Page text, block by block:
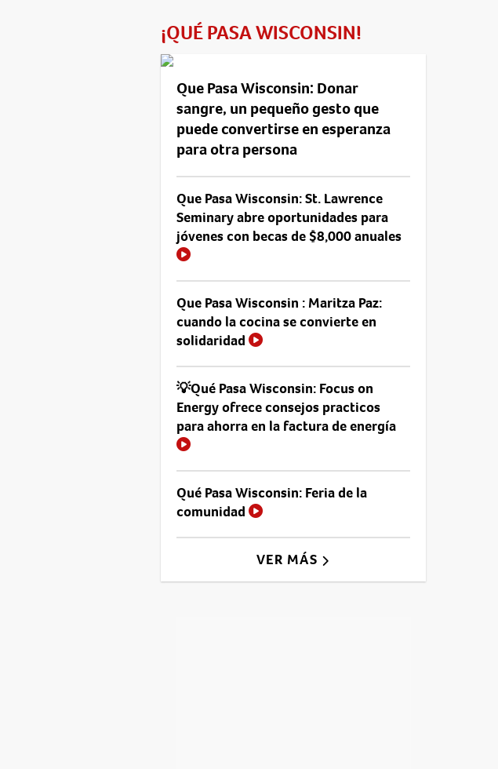
¡QUÉ PASA WISCONSIN!
Que Pasa Wisconsin: Donar
sangre, un pequeño gesto que
puede convertirse en esperanza
para otra persona
Que Pasa Wisconsin: St. Lawrence
Seminary abre oportunidades para
jóvenes con becas de $8,000 anuales
Que Pasa Wisconsin : Maritza Paz:
cuando la cocina se convierte en
solidaridad
💡Qué Pasa Wisconsin: Focus on
Energy ofrece consejos practicos
para ahorra en la factura de energía
Qué Pasa Wisconsin: Feria de la
comunidad
VER MÁS